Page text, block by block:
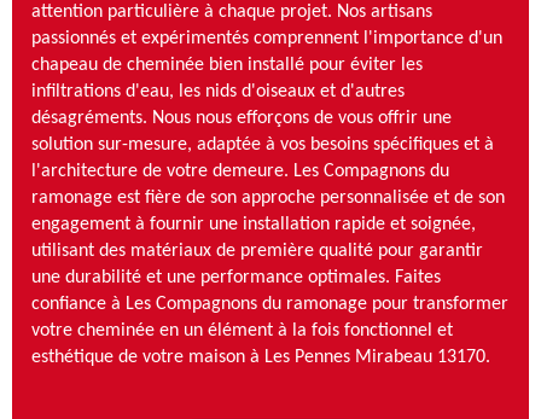
attention particulière à chaque projet. Nos artisans
passionnés et expérimentés comprennent l'importance d'un
chapeau de cheminée bien installé pour éviter les
infiltrations d'eau, les nids d'oiseaux et d'autres
désagréments. Nous nous efforçons de vous offrir une
solution sur-mesure, adaptée à vos besoins spécifiques et à
l'architecture de votre demeure. Les Compagnons du
ramonage est fière de son approche personnalisée et de son
engagement à fournir une installation rapide et soignée,
utilisant des matériaux de première qualité pour garantir
une durabilité et une performance optimales. Faites
confiance à Les Compagnons du ramonage pour transformer
votre cheminée en un élément à la fois fonctionnel et
esthétique de votre maison à Les Pennes Mirabeau 13170.